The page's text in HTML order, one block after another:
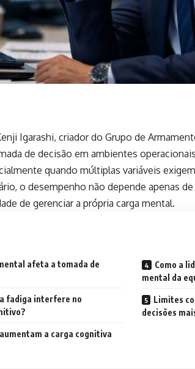
Igarashi, criador do Grupo de
de decisão em ambientes
quando múltiplas variáveis
o desempenho não depende apenas
de gerenciar a própria carga mental.
afeta a tomada de
fadiga interfere no
a carga cognitiva
Como a
mental da
Limites
decisões